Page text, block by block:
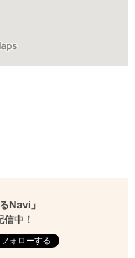
Navi」
中！
フォローする